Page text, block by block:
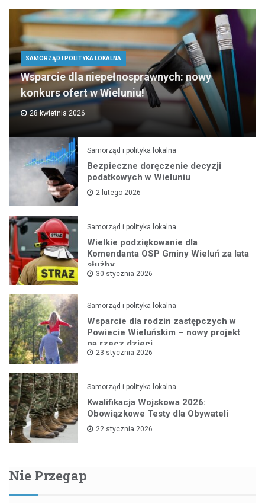
SAMORZĄD I POLITYKA LOKALNA
Wsparcie dla niepełnosprawnych: nowy
konkurs ofert w Wieluniu!
28 kwietnia 2026
Samorząd i polityka lokalna
Bezpieczne doręczenie decyzji
podatkowych w Wieluniu
2 lutego 2026
Samorząd i polityka lokalna
Wielkie podziękowanie dla
Komendanta OSP Gminy Wieluń za lata
służby
30 stycznia 2026
Samorząd i polityka lokalna
Wsparcie dla rodzin zastępczych w
Powiecie Wieluńskim – nowy projekt
na rzecz dzieci
23 stycznia 2026
Samorząd i polityka lokalna
Kwalifikacja Wojskowa 2026:
Obowiązkowe Testy dla Obywateli
22 stycznia 2026
Nie Przegap